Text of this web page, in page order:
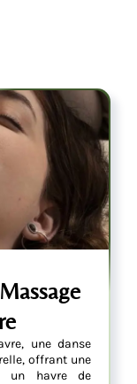
une danse
offrant une
un havre de